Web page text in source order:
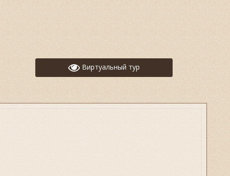
Виртуальный тур